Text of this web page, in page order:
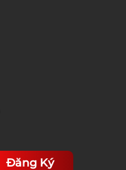
Đăng Ký